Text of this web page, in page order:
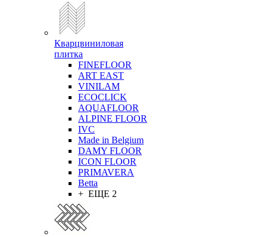
Кварцвиниловая
плитка
FINEFLOOR
ART EAST
VINILAM
ECOCLICK
AQUAFLOOR
ALPINE FLOOR
IVC
Made in Belgium
DAMY FLOOR
ICON FLOOR
PRIMAVERA
Betta
+ ЕЩЕ 2